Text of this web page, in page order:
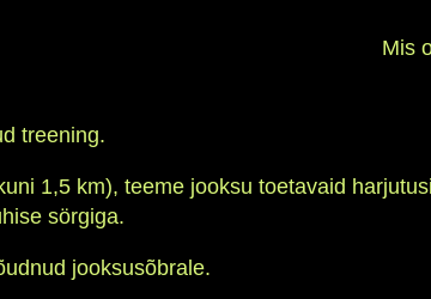
Mis
treening.
1,5 km), teeme jooksu toetavaid
sörgiga.
jooksusõbrale.